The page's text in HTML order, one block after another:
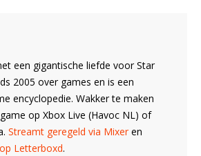
een gigantische liefde voor Star
2005 over games en is een
encyclopedie. Wakker te maken
op Xbox Live (Havoc NL) of
Streamt geregeld via Mixeren
Letterboxd.